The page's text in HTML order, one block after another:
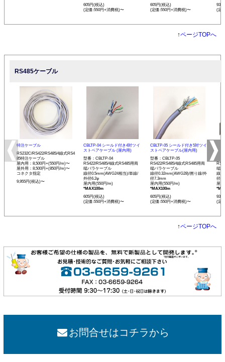
605円(税込)
(定価:550円+消費税)〜
605円(税込)
(定価:550円+消費税)〜
935
(定
↑ページTOPへ
RS485ケーブル
特注ケーブル
RS232C/RS422/RS485/4線式RS4
85特注ケーブル
屋内用：8,500円+(550円/m)〜
屋外用：8,500円+(850円/m)〜
コネクタ指定
9,955円(税込)〜
CBLTP-04 シールド付き4対ツイ
ストペアケーブル (屋内用)
型番：CBLTP-04
RS422/RS485/4線式RS485用両
端バラケーブル
線径0.5mm(AWG24相当)/単線/
外径6.2φ
屋内用(550円/m)
*MAX100m
605円(税込)
(定価:550円+消費税)〜
CBLTP-05 シールド付き5対ツイ
ストペアケーブル(屋内用)
型番：CBLTP-05
RS422/RS485/4線式RS485用両
端バラケーブル
線径0.32mm(AWG28)/撚り線/外
径7.3mm
屋内用(550円/m)
*MAX100m
605円(税込)
(定価:550円+消費税)〜
イ
端
線
径
屋
935
(定
↑ページTOPへ
お問合せはコチラから